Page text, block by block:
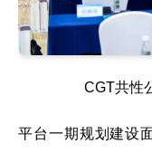
CGT共性
平台一期规划建设